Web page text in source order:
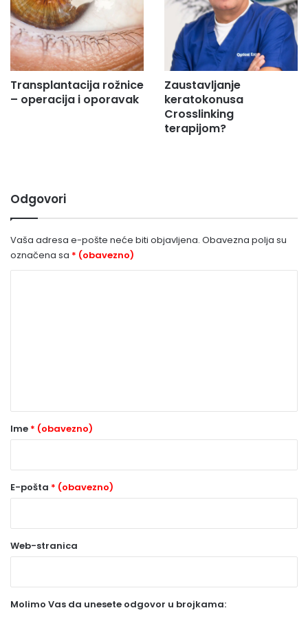
Transplantacija rožnice
– operacija i oporavak
Zaustavljanje
keratokonusa
Crosslinking
terapijom?
Odgovori
Vaša adresa e-pošte neće biti objavljena. Obavezna polja su
označena sa * (obavezno)
r
o
a
v
z
n
Ime * (obavezno)
E-pošta * (obavezno)
Web-stranica
Molimo Vas da unesete odgovor u brojkama: